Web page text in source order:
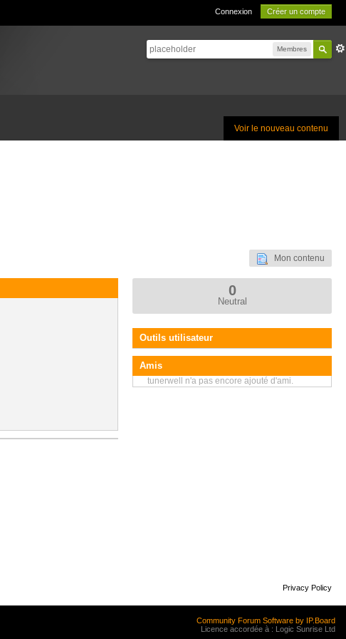
Connexion Créer un compte
Membres
Voir le nouveau contenu
Mon contenu
0
Neutral
Outils utilisateur
Amis
tunerwell n'a pas encore ajouté d'ami.
Privacy Policy
Community Forum Software by IP.Board
Licence accordée à : Logic Sunrise Ltd